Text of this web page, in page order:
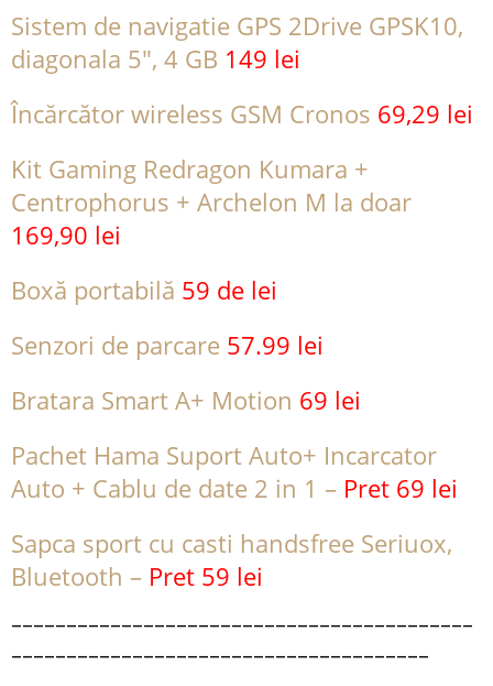
Sistem de navigatie GPS 2Drive GPSK10,
diagonala 5″, 4 GB 149 lei
Încărcător wireless GSM Cronos 69,29 lei
Kit Gaming Redragon Kumara +
Centrophorus + Archelon M la doar
169,90 lei
Boxă portabilă 59 de lei
Senzori de parcare 57.99 lei
Bratara Smart A+ Motion 69 lei
Pachet Hama Suport Auto+ Incarcator
Auto + Cablu de date 2 in 1 – Pret 69 lei
Sapca sport cu casti handsfree Seriuox,
Bluetooth – Pret 59 lei